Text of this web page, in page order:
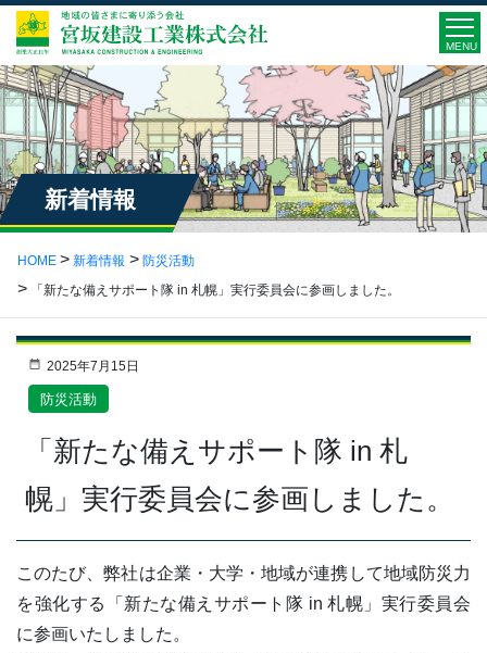
MENU
新着情報
HOME 新着情報
防災活動
「新たな備えサポート隊 in 札幌」実行委員会に参画しました。
2025年7月15日
防災活動
「新たな備えサポート隊 in 札
幌」実行委員会に参画しました。
このたび、弊社は企業・大学・地域が連携して地域防災力
を強化する「新たな備えサポート隊 in 札幌」実行委員会
に参画いたしました。